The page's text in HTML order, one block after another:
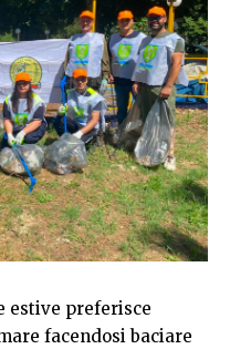
estive preferisce
facendosi baciare